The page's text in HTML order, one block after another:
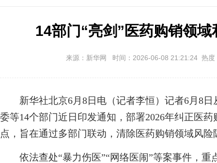
14部门“亮剑”医药购销领
来源：新华网 时间：2026-06-08 21:21:24 热
新华社北京6月8日电（记者李恒）记者6月8日
委等14个部门近日印发通知，部署2026年纠正医
点，旨在通过多部门联动，清除医药购销领域风
依法查处“暴力伤医”“网络医闹”等案事件，重